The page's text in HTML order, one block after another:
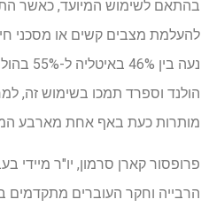
בהתאם לשימוש המיועד, כאשר
להעלמת מצבים קשים או מסכני
נעה בין
הולנד וספרד תמכו בשימוש זה,
מותרות כעת באף אחת מארבע
הרבייה וחקר העוברים מתקדמים